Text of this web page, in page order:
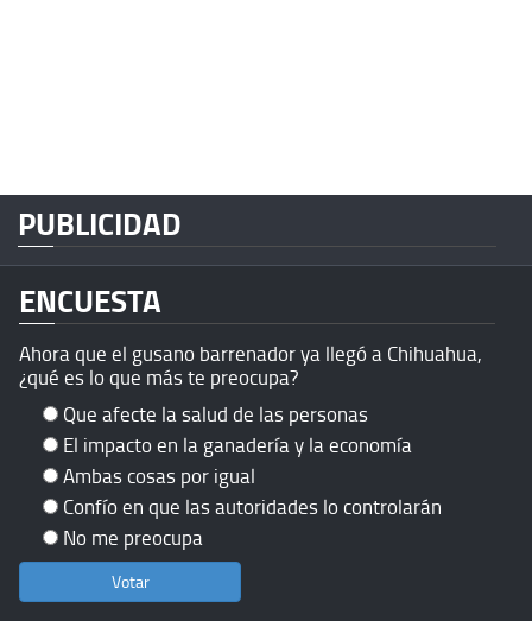
PUBLICIDAD
ENCUESTA
Ahora que el gusano barrenador ya llegó a Chihuahua,
¿qué es lo que más te preocupa?
Que afecte la salud de las personas
El impacto en la ganadería y la economía
Ambas cosas por igual
Confío en que las autoridades lo controlarán
No me preocupa